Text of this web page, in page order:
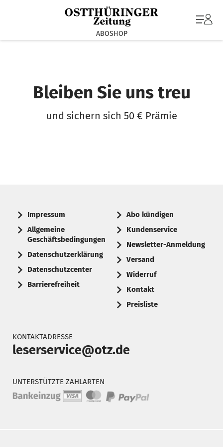
ABOSHOP
Bleiben Sie uns treu
und sichern sich 50 € Prämie
Impressum
Allgemeine
Geschäftsbedingungen
Datenschutzerklärung
Datenschutzcenter
Barrierefreiheit
Abo kündigen
Kundenservice
Newsletter-Anmeldung
Versand
Widerruf
Kontakt
Preisliste
KONTAKTADRESSE
leserservice@otz.de
UNTERSTÜTZTE ZAHLARTEN